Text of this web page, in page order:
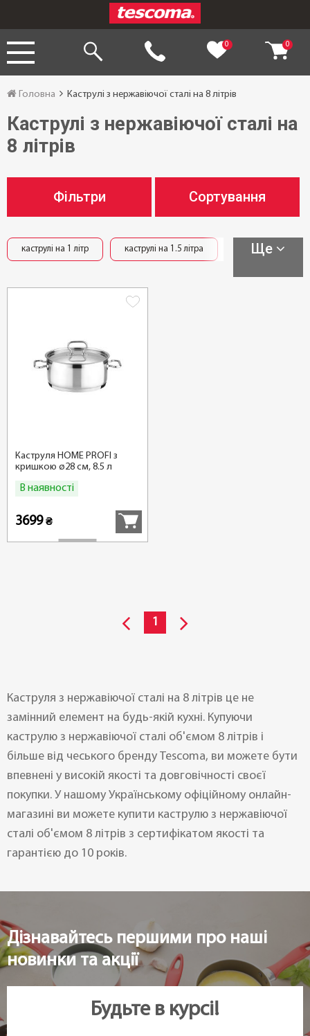
0 0
Головна Каструлі з нержавіючої сталі на 8 літрів
Каструлі з нержавіючої сталі на
8 літрів
Фільтри Сортування
каструлі на 1 літр каструлі на 1.5 літра каструлі на 1.8
Ще
Каструля HOME PROFI з
кришкою ø28 см, 8.5 л
В наявності
3699₴
1
Каструля з нержавіючої сталі на 8 літрів це не
замінний елемент на будь-якій кухні. Купуючи
каструлю з нержавіючої сталі об'ємом 8 літрів і
більше від чеського бренду Tescoma, ви можете бути
впевнені у високій якості та довговічності своєї
покупки. У нашому Українському офіційному онлайн-
магазині ви можете купити каструлю з нержавіючої
сталі об'ємом 8 літрів з сертифікатом якості та
гарантією до 10 років.
Дізнавайтесь першими про наші
новинки та акції
Будьте в курсі!